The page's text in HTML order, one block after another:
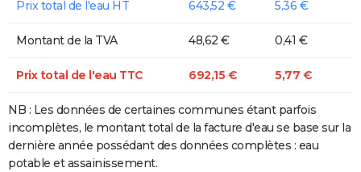
Prix total de l'eau HT 643,52 € 5,36 €
Montant de la TVA 48,62 € 0,41 €
Prix total de l'eau TTC 692,15 € 5,77 €
NB : Les données de certaines communes étant parfois
incomplètes, le montant total de la facture d'eau se base sur la
dernière année possédant des données complètes : eau
potable et assainissement.